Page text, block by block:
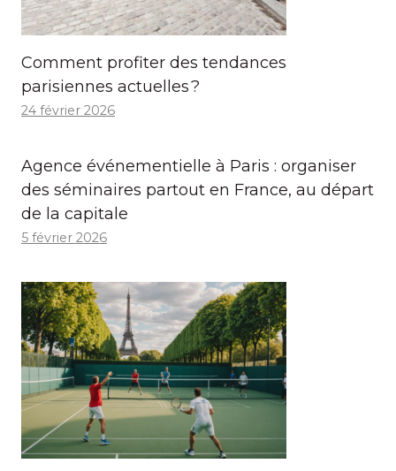
Comment profiter des tendances
parisiennes actuelles ?
24 février 2026
Agence événementielle à Paris : organiser
des séminaires partout en France, au départ
de la capitale
5 février 2026